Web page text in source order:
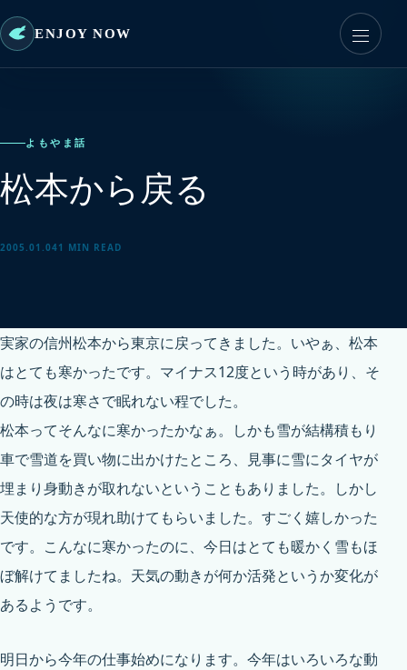
ENJOY NOW
よもやま話
松本から戻る
2005.01.041 MIN READ
実家の信州松本から東京に戻ってきました。いやぁ、松本
はとても寒かったです。マイナス12度という時があり、そ
の時は夜は寒さで眠れない程でした。
松本ってそんなに寒かったかなぁ。しかも雪が結構積もり
車で雪道を買い物に出かけたところ、見事に雪にタイヤが
埋まり身動きが取れないということもありました。しかし
天使的な方が現れ助けてもらいました。すごく嬉しかった
です。こんなに寒かったのに、今日はとても暖かく雪もほ
ぼ解けてましたね。天気の動きが何か活発というか変化が
あるようです。
明日から今年の仕事始めになります。今年はいろいろな動